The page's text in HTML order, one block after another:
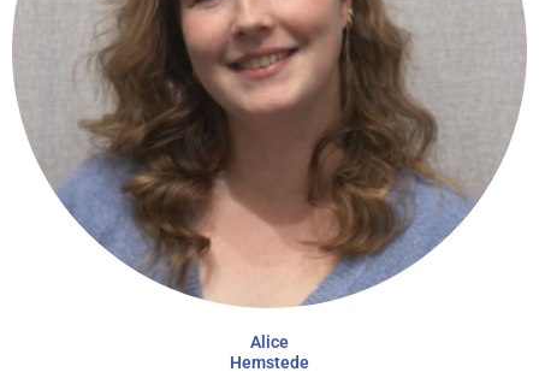
Alice
Hemstede